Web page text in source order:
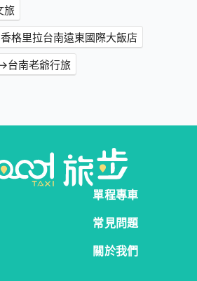
旅
格里拉台南遠東國際大飯店
台南老爺行旅
單程專車
常見問題
關於我們